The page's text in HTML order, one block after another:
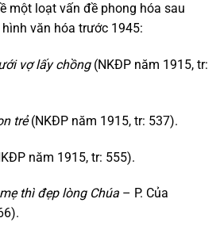
loạt vấn đề phong hóa sau
văn hóa trước 1945:
vợ lấy chồng(NKĐP năm 1915, tr:
trẻ(NKĐP năm 1915, tr: 537).
năm 1915, tr: 555).
thì đẹp lòng Chúa – P. Của